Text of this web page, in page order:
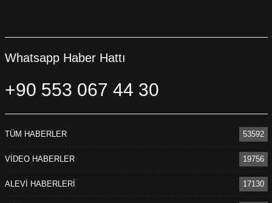
Whatsapp Haber Hattı
+90 553 067 44 30
TÜM HABERLER 53592
VİDEO HABERLER 19756
ALEVİ HABERLERİ 17130